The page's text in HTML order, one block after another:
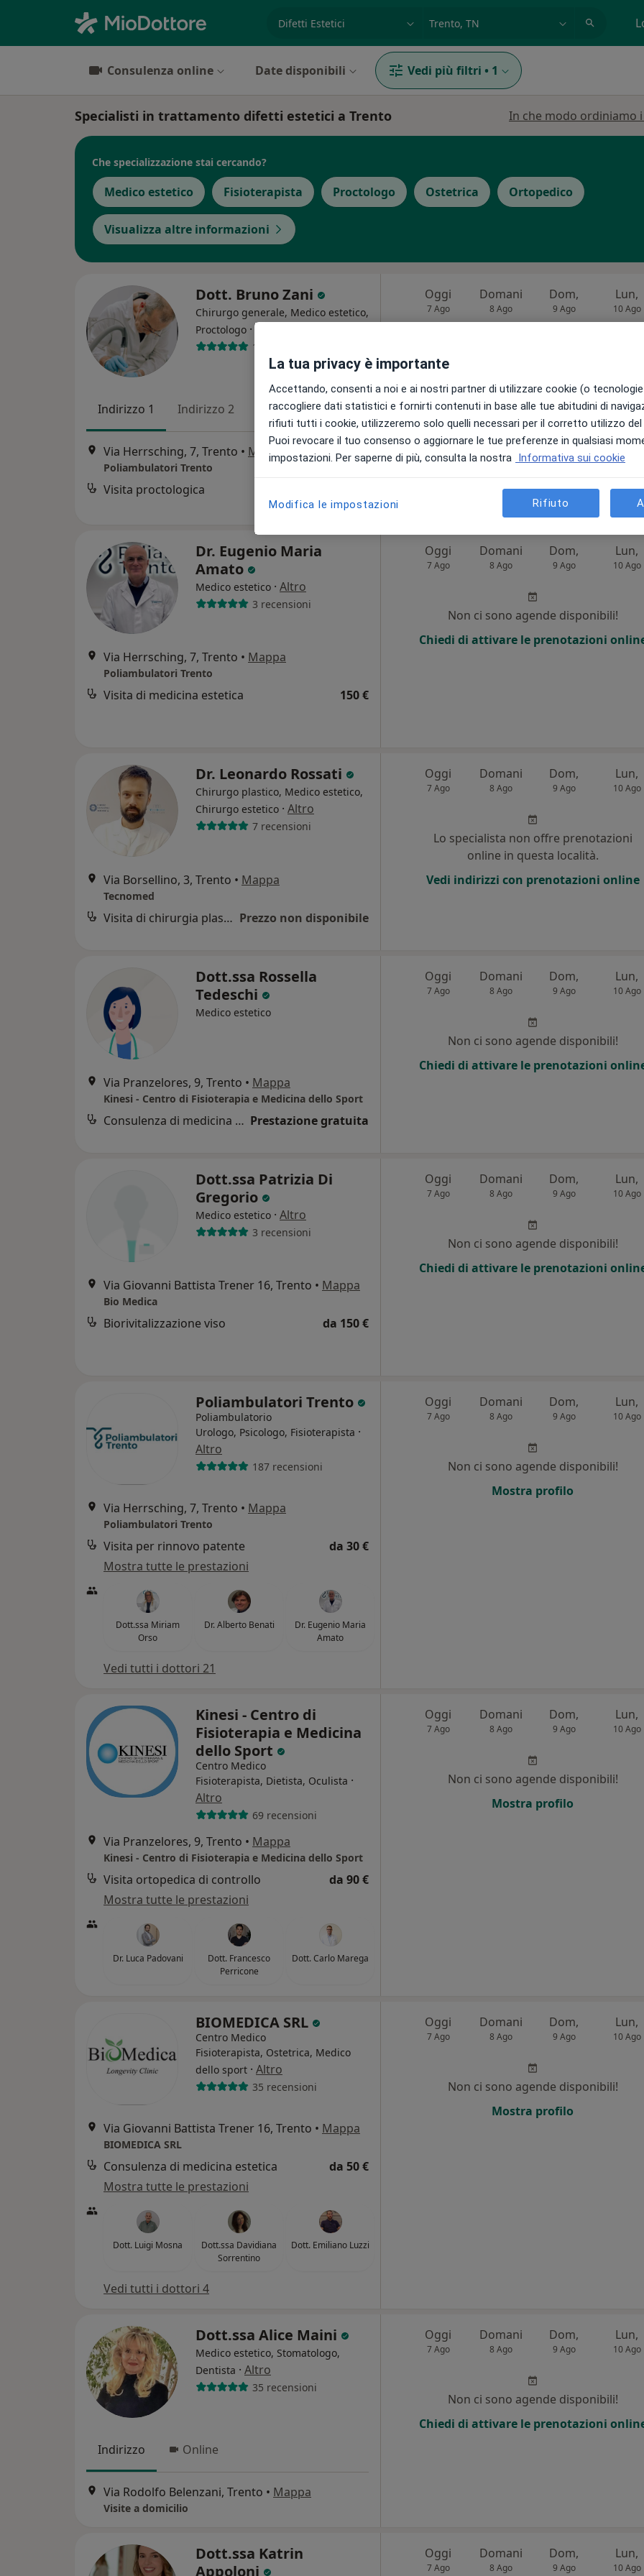
Consulenza online Date disponibili Vedi più filtri • 1
Specialisti in trattamento difetti estetici a Trento In che modo ordiniamo
Che specializzazione stai cercando?
Medico estetico Fisioterapista Proctologo Ostetrica Ortopedico
Visualizza altre informazioni
Dott. Bruno Zani
Chirurgo generale, Medico estetico,
Proctologo ·
11 recensioni
Indirizzo 1 Indirizzo 2
Via Herrsching, 7, Trento • Mappa
Poliambulatori Trento
Visita proctologica
Oggi
7 Ago
Domani
8 Ago
Dom,
9 Ago
Lun,
10 Ago
Non ci sono agende disponibili!
Chiedi di attivare le prenotazioni online
Dr. Eugenio Maria
Amato
Medico estetico · Altro
3 recensioni
Via Herrsching, 7, Trento • Mappa
Poliambulatori Trento
Visita di medicina estetica 150 €
Oggi
7 Ago
Domani
8 Ago
Dom,
9 Ago
Lun,
10 Ago
Non ci sono agende disponibili!
Chiedi di attivare le prenotazioni
Dr. Leonardo Rossati
Chirurgo plastico, Medico estetico,
Chirurgo estetico · Altro
7 recensioni
Via Borsellino, 3, Trento • Mappa
Tecnomed
Visita di chirurgia plastica Prezzo non disponibile
Oggi
7 Ago
Domani
8 Ago
Dom,
9 Ago
Lun,
10 Ago
Lo specialista non offre prenotazioni
online in questa località.
Vedi indirizzi con prenotazioni online
Dott.ssa Rossella
Tedeschi
Medico estetico
Via Pranzelores, 9, Trento • Mappa
Kinesi - Centro di Fisioterapia e Medicina dello Sport
Consulenza di medicina estetica Prestazione gratuita
Oggi
7 Ago
Domani
8 Ago
Dom,
9 Ago
Lun,
10 Ago
Non ci sono agende disponibili!
Chiedi di attivare le prenotazioni
Dott.ssa Patrizia Di
Gregorio
Medico estetico · Altro
3 recensioni
Via Giovanni Battista Trener 16, Trento • Mappa
Bio Medica
Biorivitalizzazione viso da 150 €
Oggi
7 Ago
Domani
8 Ago
Dom,
9 Ago
Lun,
10 Ago
Non ci sono agende disponibili!
Chiedi di attivare le prenotazioni
Poliambulatori Trento
Poliambulatorio
Urologo, Psicologo, Fisioterapista ·
Altro
187 recensioni
Via Herrsching, 7, Trento • Mappa
Poliambulatori Trento
Visita per rinnovo patente
da 30 €
Mostra tutte le prestazioni
Dott.ssa Miriam
Orso
Dr. Alberto Benati
Dr. Eugenio Maria
Amato
Vedi tutti i dottori 21
Oggi
7 Ago
Domani
8 Ago
Dom,
9 Ago
Lun,
10 Ago
Non ci sono agende disponibili!
Mostra profilo
Kinesi - Centro di
Fisioterapia e Medicina
dello Sport
Centro Medico
Fisioterapista, Dietista, Oculista ·
Altro
69 recensioni
Via Pranzelores, 9, Trento • Mappa
Kinesi - Centro di Fisioterapia e Medicina dello Sport
Visita ortopedica di controllo
da 90 €
Mostra tutte le prestazioni
Dr. Luca Padovani
Dott. Francesco
Perricone
Dott. Carlo Marega
Oggi
7 Ago
Domani
8 Ago
Dom,
9 Ago
Lun,
10 Ago
Non ci sono agende disponibili!
Mostra profilo
BIOMEDICA SRL
Centro Medico
Fisioterapista, Ostetrica, Medico
dello sport · Altro
35 recensioni
Via Giovanni Battista Trener 16, Trento • Mappa
BIOMEDICA SRL
Consulenza di medicina estetica
da 50 €
Mostra tutte le prestazioni
Dott. Luigi Mosna
Dott.ssa Davidiana
Sorrentino
Dott. Emiliano Luzzi
Vedi tutti i dottori 4
Oggi
7 Ago
Domani
8 Ago
Dom,
9 Ago
Lun,
10 Ago
Non ci sono agende disponibili!
Mostra profilo
Dott.ssa Alice Maini
Medico estetico, Stomatologo,
Dentista · Altro
35 recensioni
Indirizzo Online
Via Rodolfo Belenzani, Trento • Mappa
Visite a domicilio
Oggi
7 Ago
Domani
8 Ago
Dom,
9 Ago
Lun,
10 Ago
Non ci sono agende disponibili!
Chiedi di attivare le prenotazioni
Dott.ssa Katrin
Appoloni
Oggi
7 Ago
Domani
8 Ago
Dom,
9 Ago
Lun,
10 Ago
La tua privacy è importante
Accettando, consenti a noi e ai nostri partner di utilizzare cookie (o
raccogliere dati statistici e fornirti contenuti in base alle tue abitudini di
rifiuti tutti i cookie, utilizzeremo solo quelli necessari per il corretto utilizzo
Puoi revocare il tuo consenso o aggiornare le tue preferenze in qualsiasi
impostazioni. Per saperne di più, consulta la nostra Informativa sui cookie
Modifica le impostazioni Rifiuto